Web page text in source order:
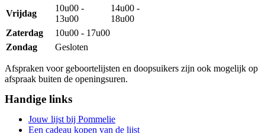
Vrijdag
10u00 -
13u00
14u00 -
18u00
Zaterdag
10u00 - 17u00
Zondag
Gesloten
Afspraken voor geboortelijsten en doopsuikers zijn ook mogelijk op
afspraak buiten de openingsuren.
Handige links
Jouw lijst bij Pommelie
Een cadeau kopen van de lijst